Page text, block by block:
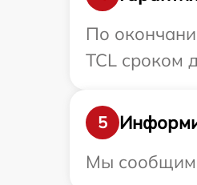
По
TCL сроком
5
Мы сообщим